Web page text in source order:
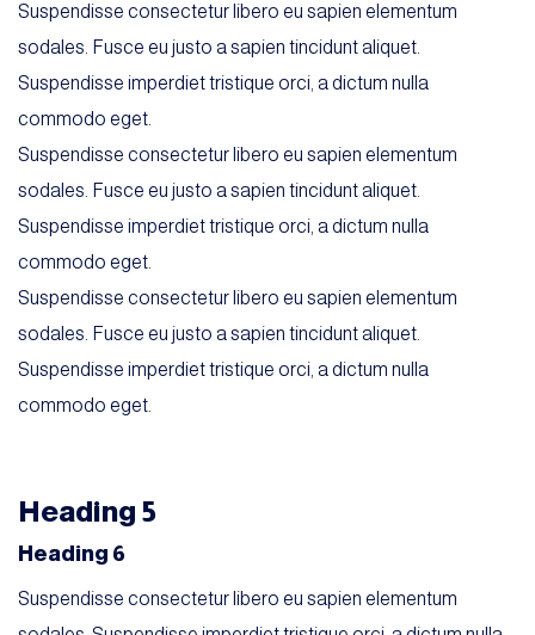
Suspendisse consectetur libero eu sapien elementum
sodales. Fusce eu justo a sapien tincidunt aliquet.
Suspendisse imperdiet tristique orci, a dictum nulla
commodo eget.
Suspendisse consectetur libero eu sapien elementum
sodales. Fusce eu justo a sapien tincidunt aliquet.
Suspendisse imperdiet tristique orci, a dictum nulla
commodo eget.
Suspendisse consectetur libero eu sapien elementum
sodales. Fusce eu justo a sapien tincidunt aliquet.
Suspendisse imperdiet tristique orci, a dictum nulla
commodo eget.
Heading 5
Heading 6
Suspendisse consectetur libero eu sapien elementum